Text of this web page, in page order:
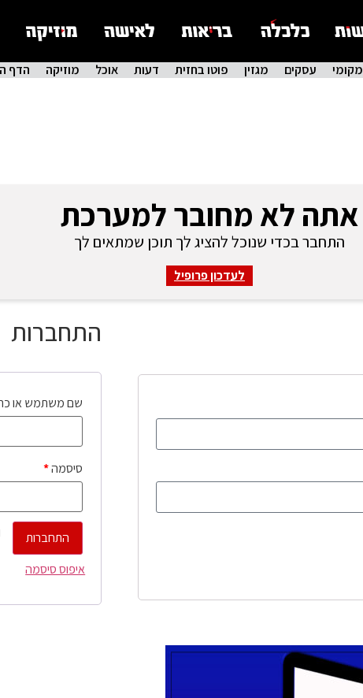
מקומי עסקים מגזין פוטו בחזית דעות אוכל מוזיקה הדף
אתה לא מחובר למערכת
התחבר בכדי שנוכל להציג לך תוכן שמתאים לך
לעדכון פרופיל
התחברות
שם משתמש או
סיסמה*
התחברות
איפוס סיסמה